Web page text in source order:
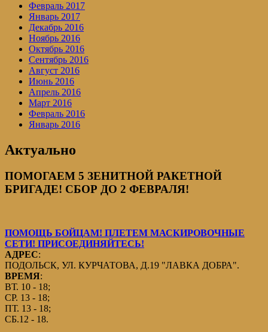
Февраль 2017
Январь 2017
Декабрь 2016
Ноябрь 2016
Октябрь 2016
Сентябрь 2016
Август 2016
Июнь 2016
Апрель 2016
Март 2016
Февраль 2016
Январь 2016
Актуально
ПОМОГАЕМ 5 ЗЕНИТНОЙ РАКЕТНОЙ
БРИГАДЕ! СБОР ДО 2 ФЕВРАЛЯ!
ПОМОЩЬ БОЙЦАМ! ПЛЕТЕМ МАСКИРОВОЧНЫЕ
СЕТИ! ПРИСОЕДИНЯЙТЕСЬ!
АДРЕС:
ПОДОЛЬСК, УЛ. КУРЧАТОВА, Д.19 "ЛАВКА ДОБРА".
ВРЕМЯ:
ВТ. 10 - 18;
СР. 13 - 18;
ПТ. 13 - 18;
СБ.12 - 18.